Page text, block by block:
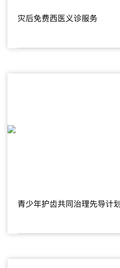
灾后免费西医义诊服务
青少年护齿共同治理先导计划